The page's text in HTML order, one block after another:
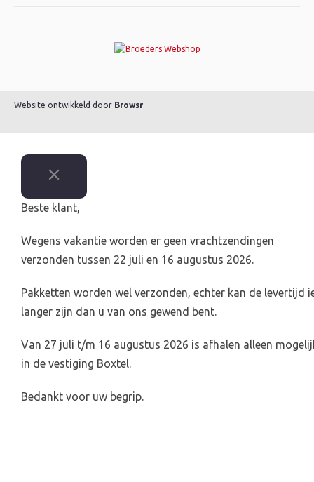
Website ontwikkeld door Browsr
Beste klant,
Wegens vakantie worden er geen vrachtzendingen
verzonden tussen 22 juli en 16 augustus 2026.
Pakketten worden wel verzonden, echter kan de levertijd
langer zijn dan u van ons gewend bent.
Van 27 juli t/m 16 augustus 2026 is afhalen alleen
in de vestiging Boxtel.
Bedankt voor uw begrip.